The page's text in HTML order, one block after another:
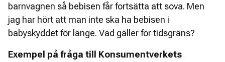
barnvagnen så bebisen får fortsätta att sova. Men
jag har hört att man inte ska ha bebisen i
babyskyddet för länge. Vad gäller för tidsgräns?
Exempel på fråga till Konsumentverkets